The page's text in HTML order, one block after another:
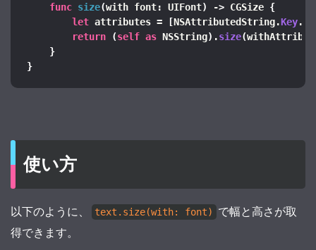
func size(with font: UIFont) -> CGSize {
let attributes = [NSAttributedString.Key.
return
(self as NSString) .size(
}
}
使い方
以下のように、 text.size(with: font)
で幅と高さが取
得できます。